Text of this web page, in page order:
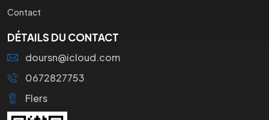
Contact
DÉTAILS DU CONTACT
doursn@icloud.com
0672827753
Flers